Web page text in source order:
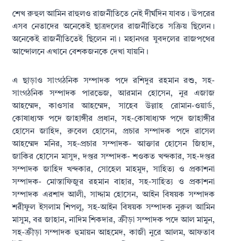
শেখ রুহুল আমিন রাহুলও রাজনীতিতে নেই দীর্ঘদিন যাবত। উপরের
এসব নেতাদের অনেকেই ছাত্রদলের রাজনীতিতে সক্রিয় ছিলেন।
অনেকেই রাজনীতিতেই ছিলেন না। মহানগর যুবদলের রাজপথের
আন্দোলনে এখানে বেশকজনকে দেখা যায়নি।
এ ছাড়াও সাংগঠনিক সম্পাদক পদে রশিদুর রহমান রশু, সহ-
সাংগঠনিক সম্পাদক পারভেজ, আরমান হোসেন, নুর এজাজ
আহম্মেদ, কাওসার আহম্মেদ, সাহেব উল্লাহ রোমান-ওয়ার্ড,
কোষাধ্যক্ষ পদে জাহাঙ্গীর প্রধান, সহ-কোষাধ্যক্ষ পদে জাহাঙ্গীর
হোসেন জাহিদ, রুবেল হোসেন, প্রচার সম্পাদক পদে রাসেল
আহম্মেদ মনির, সহ-প্রচার সম্পাদক- আক্তার হোসেন জিহাদ,
জাকির হোসেন মাসুদ, দপ্তর সম্পাদক- শওকত খন্দকার, সহ-দপ্তর
সম্পাদক জাহিদ খন্দকার, সোহেল মাহমুদ, সাহিত্য ও প্রকাশনা
সম্পাদক- মোস্তাফিজুর রহমান বাহার, সহ-সাহিত্য ও প্রকাশনা
সম্পাদক এরশাদ আলী, সাদ্দাম হোসেন, আইন বিষয়ক সম্পাদক
শরীফুল ইসলাম শিপলু, সহ-আইন বিষয়ক সম্পাদক নুরুল আমিন
মাসুম, বর জাহান, নাদিম শিকদার, ক্রীড়া সম্পাদক পদে আল মামুন,
সহ-ক্রীড়া সম্পাদক হুমায়ন আহমেদ, কাজী নুরে আলম, আফতাব